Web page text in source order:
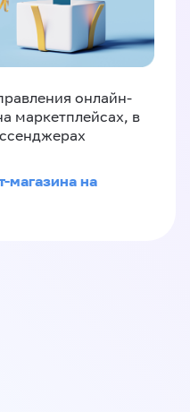
онлайн-
маркетплейсах, в
магазина на